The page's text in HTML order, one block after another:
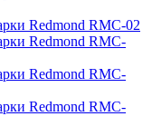
Redmond RMC-02
Redmond RMC-
Redmond RMC-
Redmond RMC-